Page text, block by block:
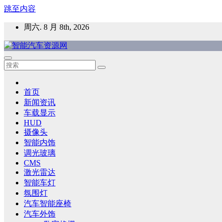
跳至内容
周六. 8 月 8th, 2026
智能汽车资源网
智能表面，智能内饰，新能源汽车，HMI，人车交互，智能车
首页
新闻资讯
车载显示
HUD
摄像头
智能内饰
调光玻璃
CMS
激光雷达
智能车灯
氛围灯
汽车智能座椅
汽车外饰